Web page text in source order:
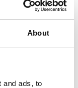
About
and ads, to
625 SEK